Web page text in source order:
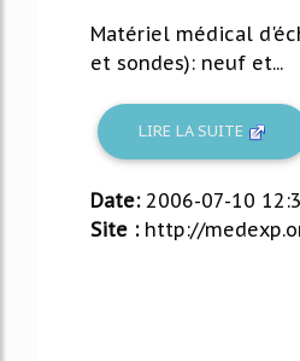
Matériel médical
et sondes): neuf et...
LIRE LA SUITE
Date: 2006-07-10
Site : http://